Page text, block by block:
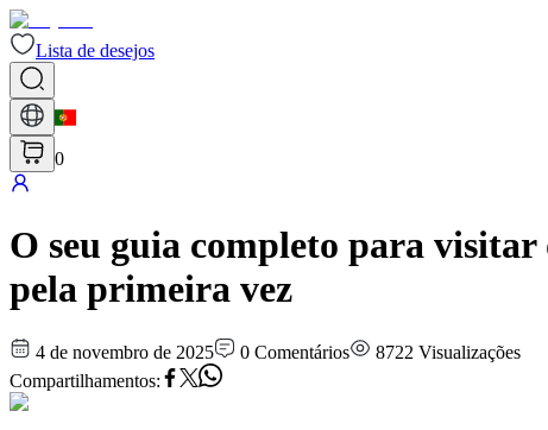
Lista de desejos
0
O seu guia completo para
pela primeira vez
4 de novembro de 2025 0 Comentários 8722 Visualizações
Compartilhamentos: